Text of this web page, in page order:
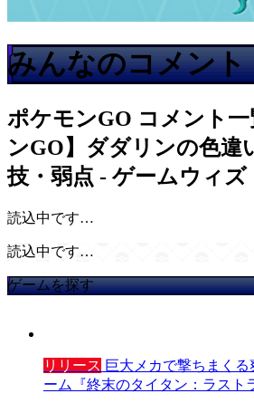
みんなのコメント
ポケモンGO コメント
ンGO】ダダリンの色違
技・弱点 - ゲームウィズ
読込中です…
読込中です…
ゲームを探す
リリース 巨大メカで撃ちまく
ーム『終末のタイタン：ラスト